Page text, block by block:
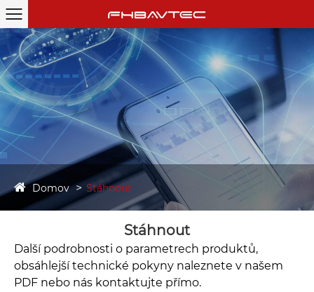
Domov Stáhnout
Stáhnout
Další podrobnosti o parametrech produktů,
obsáhlejší technické pokyny naleznete v našem
PDF nebo nás kontaktujte přímo.